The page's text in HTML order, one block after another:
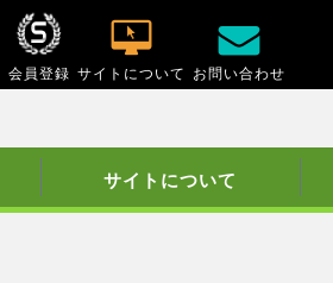
会員登録 サイトについて お問い合わせ
サイトについて